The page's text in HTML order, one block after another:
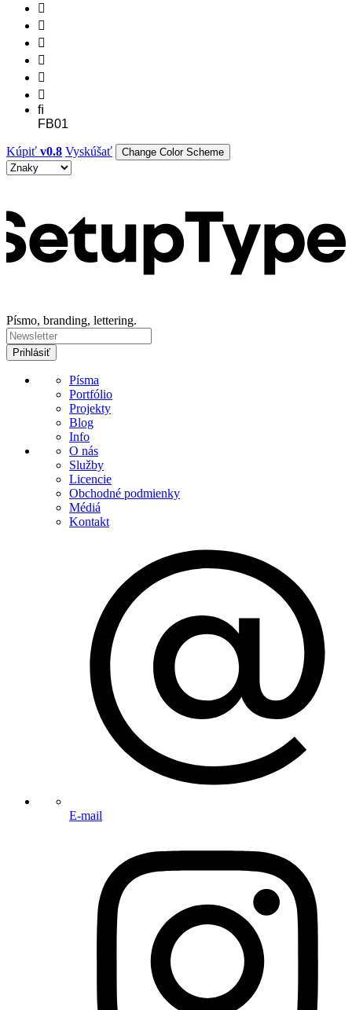






ﬁ
FB01
Kúpiť v0.8 Vyskúšať Change Color Scheme
Písmo, branding, lettering.
Písma
Portfólio
Projekty
Blog
Info
O nás
Služby
Licencie
Obchodné podmienky
Médiá
Kontakt
E-mail